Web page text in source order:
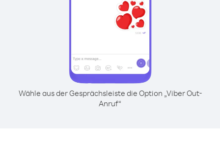
Wähle aus der Gesprächsleiste die Option „Viber Out-
Anruf“